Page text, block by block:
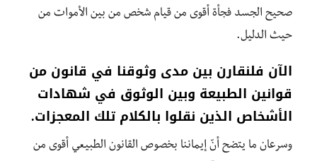
صحيح الجسد فجأة أقوى من قيام شخص من بين الأموات من
حيث الدليل.
الآن فلنقارن بين مدى وثوقنا في قانون من
قوانين الطبيعة وبين الوثوق في شهادات
الأشخاص الذين نقلوا بالكلام تلك المعجزات.
وسرعان ما يتضح أنّ إيماننا بخصوص القانون الطبيعي أقوى من